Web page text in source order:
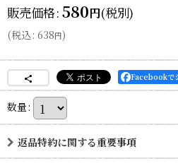
販売価格: 580円(税別)
(税込: 638円)
Facebookで
数量:
返品特約に関する重要事項